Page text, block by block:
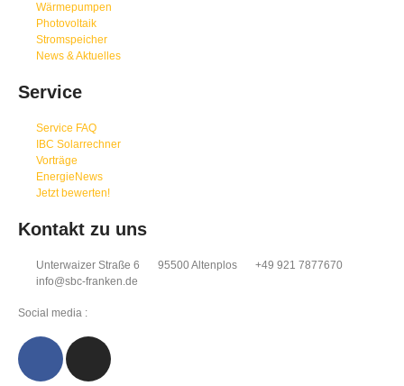
Wärmepumpen
Photovoltaik
Stromspeicher
News & Aktuelles
Service
Service FAQ
IBC Solarrechner
Vorträge
EnergieNews
Jetzt bewerten!
Kontakt zu uns
Unterwaizer Straße 6 95500 Altenplos
+49 921 7877670
info@sbc-franken.de
Social media :